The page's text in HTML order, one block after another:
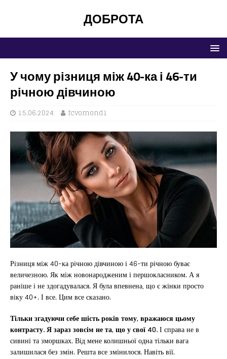
ДОБРОТА
У чому різниця між 40-ка і 46-ти
річною дівчиною
15.06.2024 fcvomond1
Різниця між 40-ка річною дівчиною і 46-ти річною буває
величезною. Як між новонародженим і першокласником. А я
раніше і не здогадувалася. Я була впевнена, що є жінки просто
віку 40+. І все. Цим все сказано.
Тільки згадуючи себе шість років тому, вражаюся цьому
контрасту. Я зараз зовсім не та, що у свої 40.І справа не в
сивині та зморшках. Від мене колишньої одна тільки вага
залишилася без змін. Решта все змінилося. Навіть вії.